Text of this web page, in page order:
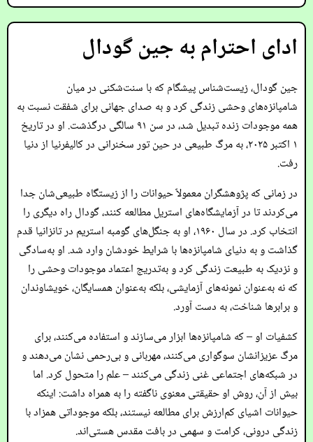
ادای احترام به جین گودال
جین گودال، زیست‌شناس پیشگام که با سنت‌شکنی در میان
شامپانزه‌های وحشی زندگی کرد و به صدای جهانی برای شفقت نسبت به
همه موجودات زنده تبدیل شد، در سن ۹۱ سالگی درگذشت. او در تاریخ
۱ اکتبر ۲۰۲۵، به مرگ طبیعی در حین تور سخنرانی در کالیفرنیا از دنیا
رفت.
در زمانی که پژوهشگران معمولاً حیوانات را از زیستگاه طبیعی‌شان جدا
می‌کردند تا در آزمایشگاه‌های استریل مطالعه کنند، گودال راه دیگری را
انتخاب کرد. در سال ۱۹۶۰، او به جنگل‌های گومبه استریم در تانزانیا قدم
گذاشت و به دنیای شامپانزه‌ها با شرایط خودشان وارد شد. او به‌سادگی
و نزدیک به طبیعت زندگی کرد و به‌تدریج اعتماد موجودات وحشی را
که نه به‌عنوان نمونه‌های آزمایشی، بلکه به‌عنوان همسایگان، خویشاوندان
و برابرها شناخت، به دست آورد.
کشفیات او – که شامپانزه‌ها ابزار می‌سازند و استفاده می‌کنند، برای
مرگ عزیزانشان سوگواری می‌کنند، مهربانی و بی‌رحمی نشان می‌دهند و
در شبکه‌های اجتماعی غنی زندگی می‌کنند – علم را متحول کرد. اما
بیش از آن، روش او حقیقتی معنوی ناگفته را به همراه داشت: اینکه
حیوانات اشیای کم‌ارزش برای مطالعه نیستند، بلکه موجوداتی همزاد با
زندگی درونی، کرامت و سهمی در بافت مقدس هستی‌اند.